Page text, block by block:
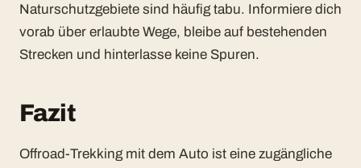
Naturschutzgebiete sind häufig tabu. Informiere dich
vorab über erlaubte Wege, bleibe auf bestehenden
Strecken und hinterlasse keine Spuren.
Fazit
Offroad-Trekking mit dem Auto ist eine zugängliche